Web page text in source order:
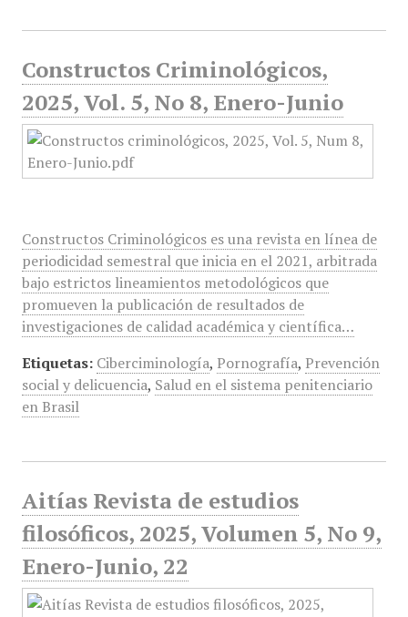
Constructos Criminológicos,
2025, Vol. 5, No 8, Enero-Junio
Constructos Criminológicos es una revista en línea de
periodicidad semestral que inicia en el 2021, arbitrada
bajo estrictos lineamientos metodológicos que
promueven la publicación de resultados de
investigaciones de calidad académica y científica…
Etiquetas: Ciberciminología, Pornografía, Prevención
social y delicuencia, Salud en el sistema penitenciario
en Brasil
Aitías Revista de estudios
filosóficos, 2025, Volumen 5, No 9,
Enero-Junio, 22